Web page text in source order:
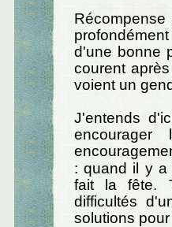
d'une bonne
courent
voient un
J'entends
: quand il y a
fait la fête.
difficultés
solutions pour